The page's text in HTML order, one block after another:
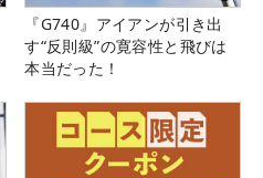
『G740』アイアンが引き出
す“反則級”の寛容性と飛びは
本当だった！